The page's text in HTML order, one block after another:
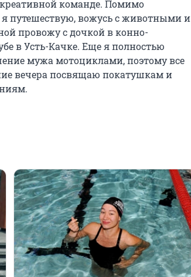
команде. Помимо
путешествую, вожусь с животными и
провожу с дочкой в конно-
в Усть-Качке. Еще я полностью
мужа мотоциклами, поэтому все
вечера посвящаю покатушкам и